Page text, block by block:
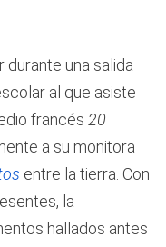
durante una salida
al que asiste
francés 20
a su monitora
entre la tierra. Con
la
hallados antes